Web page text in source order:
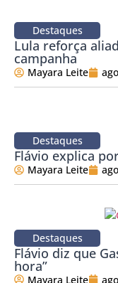
Destaques
Lula reforça
campanha
Mayara Leite
Destaques
Flávio explica
Mayara Leite
Destaques
Flávio diz que
hora”
Mayara Leite